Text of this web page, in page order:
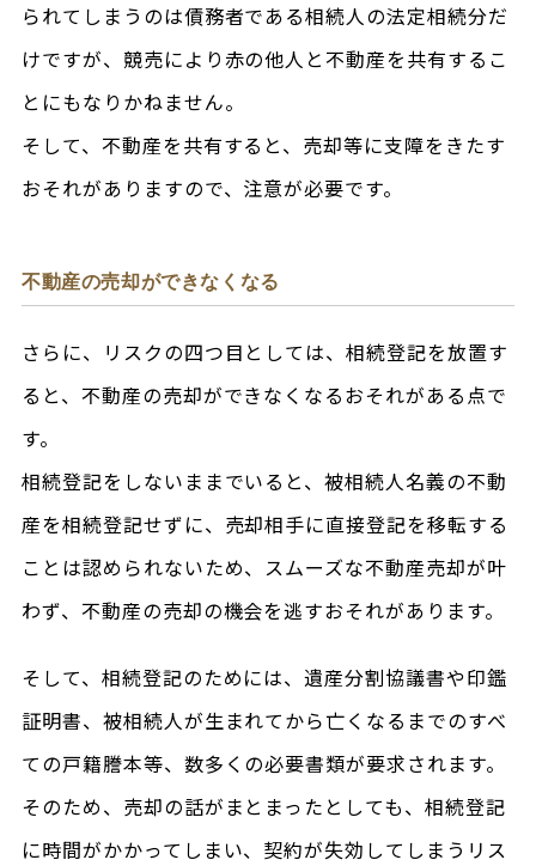
られてしまうのは債務者である相続人の法定相続分だ
けですが、競売により赤の他人と不動産を共有するこ
とにもなりかねません。
そして、不動産を共有すると、売却等に支障をきたす
おそれがありますので、注意が必要です。
不動産の売却ができなくなる
さらに、リスクの四つ目としては、相続登記を放置す
ると、不動産の売却ができなくなるおそれがある点で
す。
相続登記をしないままでいると、被相続人名義の不動
産を相続登記せずに、売却相手に直接登記を移転する
ことは認められないため、スムーズな不動産売却が叶
わず、不動産の売却の機会を逃すおそれがあります。
そして、相続登記のためには、遺産分割協議書や印鑑
証明書、被相続人が生まれてから亡くなるまでのすべ
ての戸籍謄本等、数多くの必要書類が要求されます。
そのため、売却の話がまとまったとしても、相続登記
に時間がかかってしまい、契約が失効してしまうリス